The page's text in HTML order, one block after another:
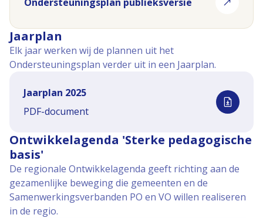
(opent in nieuw tabblad)
Jaarplan
Elk jaar werken wij de plannen uit het
Ondersteuningsplan verder uit in een Jaarplan.
Jaarplan 2025
PDF-document
(opent in nieuw tabblad)
Ontwikkelagenda 'Sterke pedagogische
basis'
De regionale Ontwikkelagenda geeft richting aan de
gezamenlijke beweging die gemeenten en de
Samenwerkingsverbanden PO en VO willen realiseren
in de regio.